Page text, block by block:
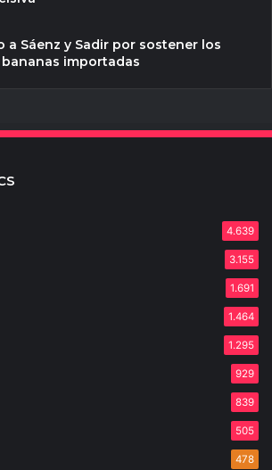
a Sáenz y Sadir por sostener los
importadas
4.639
3.155
1.691
1.464
1.295
929
839
505
478